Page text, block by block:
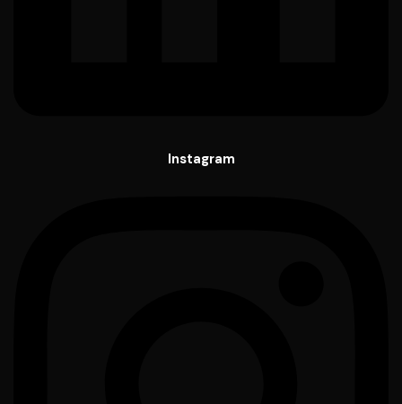
Instagram